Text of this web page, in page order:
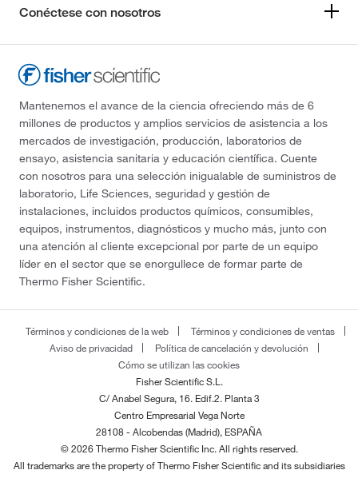
Conéctese con nosotros
Mantenemos el avance de la ciencia ofreciendo más de 6
millones de productos y amplios servicios de asistencia a los
mercados de investigación, producción, laboratorios de
ensayo, asistencia sanitaria y educación científica. Cuente
con nosotros para una selección inigualable de suministros de
laboratorio, Life Sciences, seguridad y gestión de
instalaciones, incluidos productos químicos, consumibles,
equipos, instrumentos, diagnósticos y mucho más, junto con
una atención al cliente excepcional por parte de un equipo
líder en el sector que se enorgullece de formar parte de
Thermo Fisher Scientific.
Términos y condiciones de la web
Términos y condiciones de ventas
Aviso de privacidad
Política de cancelación y devolución
Cómo se utilizan las cookies
Fisher Scientific S.L.
C/ Anabel Segura, 16. Edif.2. Planta 3
Centro Empresarial Vega Norte
28108 - Alcobendas (Madrid), ESPAÑA
© 2026 Thermo Fisher Scientific Inc. All rights reserved.
All trademarks are the property of Thermo Fisher Scientific and its subsidiaries